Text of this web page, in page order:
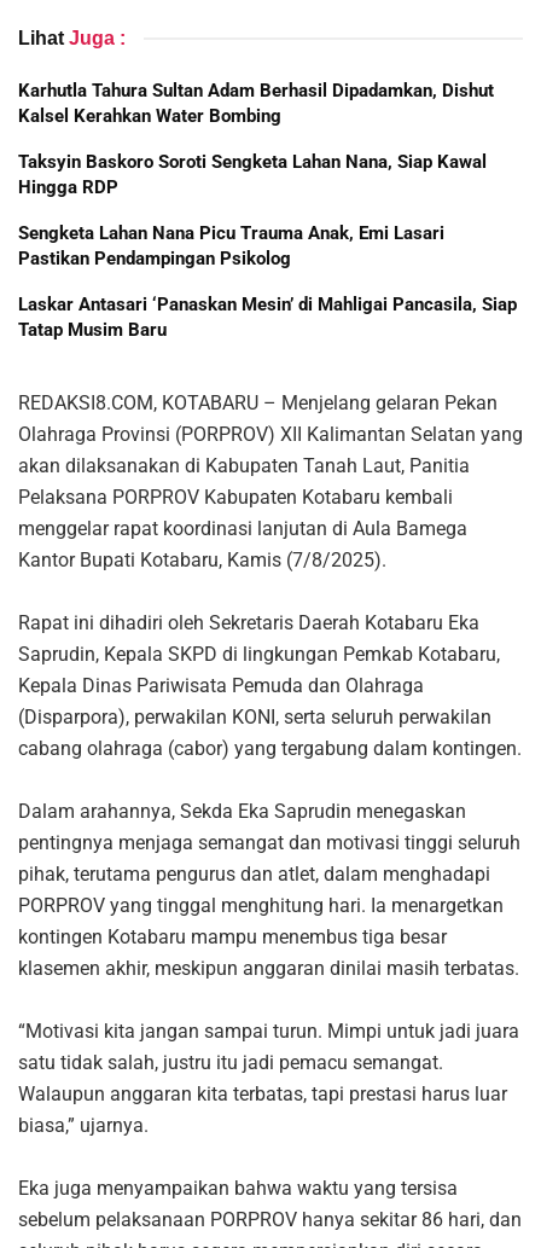
Lihat Juga :
Karhutla Tahura Sultan Adam Berhasil Dipadamkan, Dishut
Kalsel Kerahkan Water Bombing
Taksyin Baskoro Soroti Sengketa Lahan Nana, Siap Kawal
Hingga RDP
Sengketa Lahan Nana Picu Trauma Anak, Emi Lasari
Pastikan Pendampingan Psikolog
Laskar Antasari ‘Panaskan Mesin’ di Mahligai Pancasila, Siap
Tatap Musim Baru
REDAKSI8.COM, KOTABARU – Menjelang gelaran Pekan
Olahraga Provinsi (PORPROV) XII Kalimantan Selatan yang
akan dilaksanakan di Kabupaten Tanah Laut, Panitia
Pelaksana PORPROV Kabupaten Kotabaru kembali
menggelar rapat koordinasi lanjutan di Aula Bamega
Kantor Bupati Kotabaru, Kamis (7/8/2025).
Rapat ini dihadiri oleh Sekretaris Daerah Kotabaru Eka
Saprudin, Kepala SKPD di lingkungan Pemkab Kotabaru,
Kepala Dinas Pariwisata Pemuda dan Olahraga
(Disparpora), perwakilan KONI, serta seluruh perwakilan
cabang olahraga (cabor) yang tergabung dalam kontingen.
Dalam arahannya, Sekda Eka Saprudin menegaskan
pentingnya menjaga semangat dan motivasi tinggi seluruh
pihak, terutama pengurus dan atlet, dalam menghadapi
PORPROV yang tinggal menghitung hari. Ia menargetkan
kontingen Kotabaru mampu menembus tiga besar
klasemen akhir, meskipun anggaran dinilai masih terbatas.
“Motivasi kita jangan sampai turun. Mimpi untuk jadi juara
satu tidak salah, justru itu jadi pemacu semangat.
Walaupun anggaran kita terbatas, tapi prestasi harus luar
biasa,” ujarnya.
Eka juga menyampaikan bahwa waktu yang tersisa
sebelum pelaksanaan PORPROV hanya sekitar 86 hari, dan